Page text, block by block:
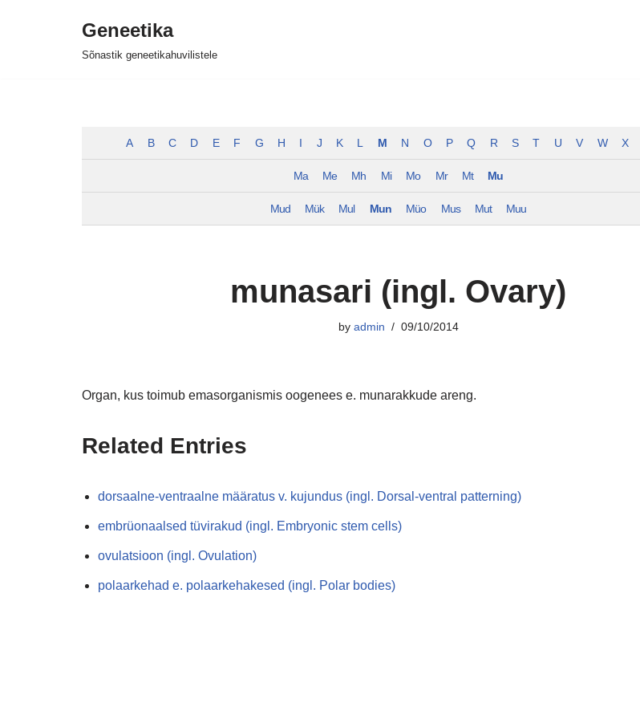
Geneetika
Sõnastik geneetikahuvilistele
A B C D E F G H I J K L M N O P Q R S T U V W X
Ma Me Mh Mi Mo Mr Mt Mu
Mud Mük Mul Mun Müo Mus Mut Muu
munasari (ingl. Ovary)
by admin 09/10/2014
Organ, kus toimub emasorganismis oogenees e. munarakkude areng.
Related Entries
dorsaalne-ventraalne määratus v. kujundus (ingl. Dorsal-ventral patterning)
embrüonaalsed tüvirakud (ingl. Embryonic stem cells)
ovulatsioon (ingl. Ovulation)
polaarkehad e. polaarkehakesed (ingl. Polar bodies)